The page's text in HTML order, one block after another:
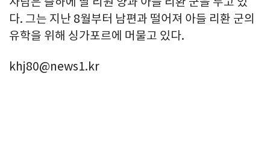
다. 그는 지난 8월부터 남편과 떨어져 아들 리환 군의
유학을 위해 싱가포르에 머물고 있다.
khj80@news1.kr